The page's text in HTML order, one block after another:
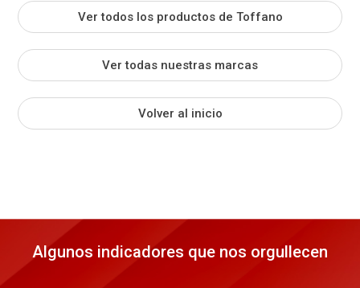
Ver todos los productos de Toffano
Ver todas nuestras marcas
Volver al inicio
Algunos indicadores que nos orgullecen